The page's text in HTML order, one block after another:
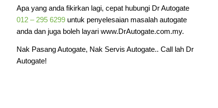
Apa yang anda fikirkan lagi, cepat hubungi Dr Autogate
012 – 295 6299untuk penyelesaian masalah autogate
anda dan juga boleh layari www.DrAutogate.com.my.
Nak Pasang Autogate, Nak Servis Autogate.. Call lah Dr
Autogate!